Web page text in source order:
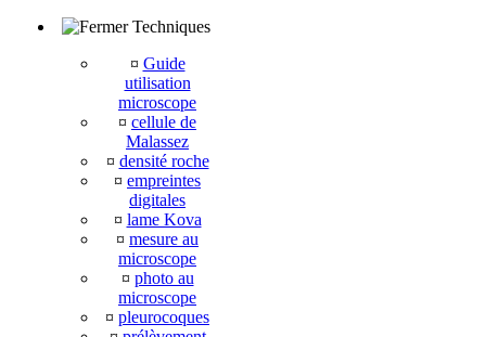
Techniques
¤ Guide
utilisation
microscope
¤ cellule de
Malassez
¤ densité roche
¤ empreintes
digitales
¤ lame Kova
¤ mesure au
microscope
¤ photo au
microscope
¤ pleurocoques